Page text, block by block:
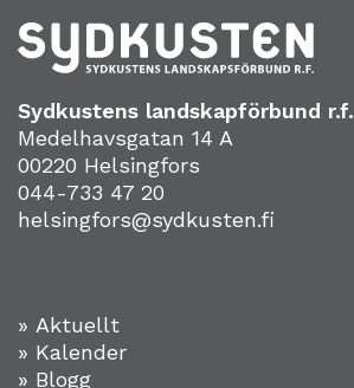
Sydkustens landskapförbund r.f.
Medelhavsgatan 14 A
00220 Helsingfors
044-733 47 20
helsingfors@sydkusten.fi
» Aktuellt
» Kalender
» Blogg